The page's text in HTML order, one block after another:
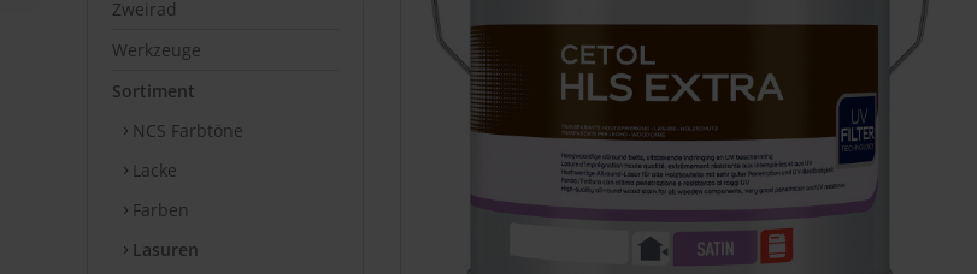
Zweirad
Werkzeuge
Sortiment
NCS Farbtöne
Lacke
Farben
Lasuren